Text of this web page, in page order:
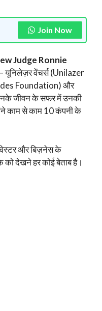
Join Now
Judge Ronnie
यूनिलेज़र वेंचर्स (Unilazer
Foundation) और
जीवन के सफर में उनकी
काम से काम 10 कंपनी के
और बिज़नेस के
को देखने हर कोई बेताब है।